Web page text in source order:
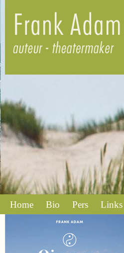
Home Bio Pers Links